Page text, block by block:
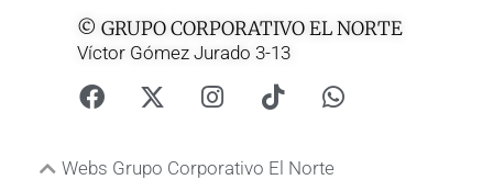
© GRUPO CORPORATIVO EL NORTE
Víctor Gómez Jurado 3-13
Webs Grupo Corporativo El Norte